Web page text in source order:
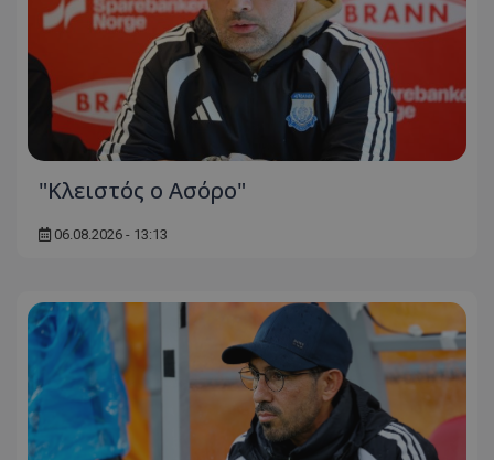
"Κλειστός ο Ασόρο"
06.08.2026 - 13:13